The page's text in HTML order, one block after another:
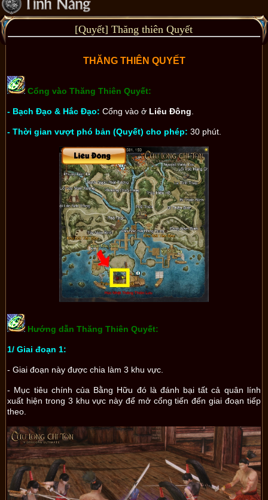
[Quyết] Thăng thiên Quyết
THĂNG THIÊN QUYẾT
Cổng vào Thăng Thiên Quyết:
- Bạch Đạo & Hắc Đạo: Cổng vào ở Liêu Đông.
- Thời gian vượt phó bản (Quyết) cho phép: 30 phút.
Hướng dẫn Thăng Thiên Quyết:
1/ Giai đoạn 1:
- Giai đoạn này được chia làm 3 khu vực.
- Mục tiêu chính của Bằng Hữu đó là đánh bại tất cả quân lính
xuất hiện trong 3 khu vực này để mở cổng tiến đến giai đoạn tiếp
theo.